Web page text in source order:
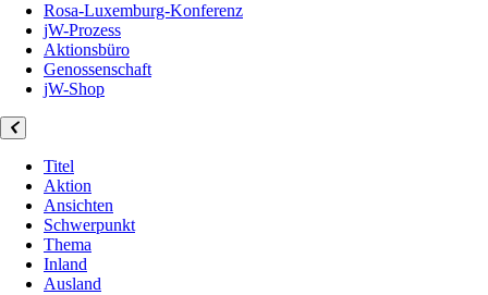
Rosa-Luxemburg-Konferenz
jW-Prozess
Aktionsbüro
Genossenschaft
jW-Shop
Titel
Aktion
Ansichten
Schwerpunkt
Thema
Inland
Ausland